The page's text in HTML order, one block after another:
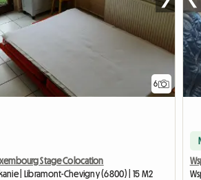
6
Stage Colocation
| Libramont-Chevigny (6800) | 15 M2